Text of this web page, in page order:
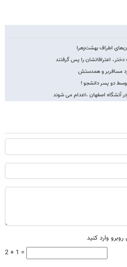
اطراف بهشت‌زهرا
آتشگاه اصفهان ،اعدام می شوند
وارد کنید
2 + 1 =